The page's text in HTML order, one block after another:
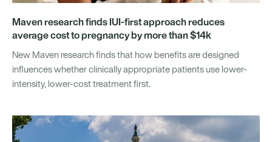
Maven research finds IUI-first approach reduces
average cost to pregnancy by more than $14k
New Maven research finds that how benefits are designed
influences whether clinically appropriate patients use lower-
intensity, lower-cost treatment first.